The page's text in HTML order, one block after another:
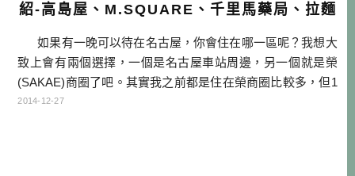
紹-高島屋、M.SQUARE、千里馬藥局、拉麵
如果有一晚可以待在名古屋，你會住在哪一區呢？我想大
致上會有兩個選擇，一個是名古屋車站周邊，另一個就是榮
(SAKAE)商圈了吧。其實我之前都是住在榮商圈比較多，但1
0月去名古屋的時候，剛好有機會在名古屋車站住一晚，充分
2014-12-27